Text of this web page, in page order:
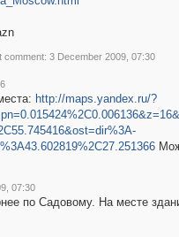
comment: 3 December 2009, 07:30
http://maps.yandex.ru/?
07:30
по Садовому. На месте